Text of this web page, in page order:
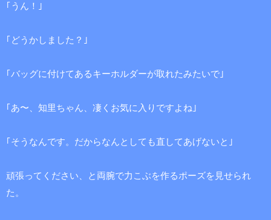
｢うん！｣
｢どうかしました？｣
｢バッグに付けてあるキーホルダーが取れたみたいで｣
｢あ〜、知里ちゃん、凄くお気に入りですよね｣
｢そうなんです。だからなんとしても直してあげないと｣
頑張ってください、と両腕で力こぶを作るポーズを見せられ
た。